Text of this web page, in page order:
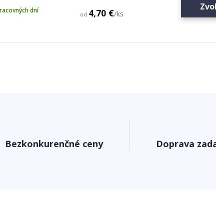
od 4,70 €/ks
dní
Bezkonkurenčné ceny Doprava